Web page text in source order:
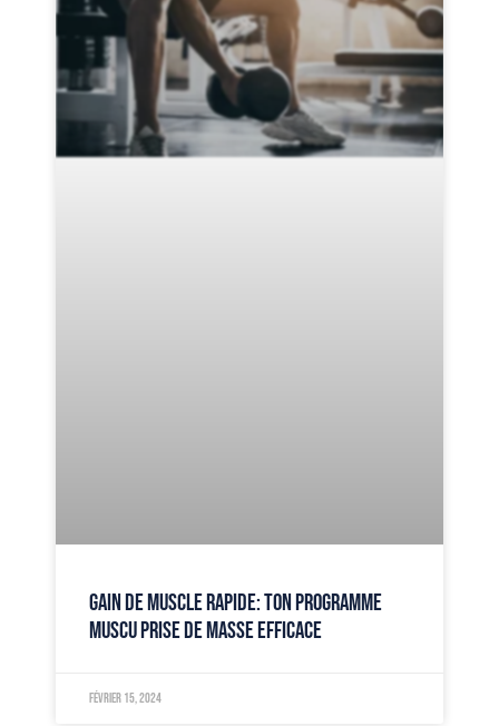
GAIN DE MUSCLE RAPIDE: TON PROGRAMME
MUSCU PRISE DE MASSE EFFICACE
février 15, 2024